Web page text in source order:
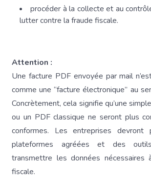
procéder à la collecte et au
lutter contre la fraude fiscale.
Attention :
Une facture PDF envoyée par mail
comme une “facture électronique” au
Concrètement, cela signifie qu’une
ou un PDF classique ne seront plus
conformes. Les entreprises devront
plateformes agréées et des
transmettre les données nécessaires
fiscale.